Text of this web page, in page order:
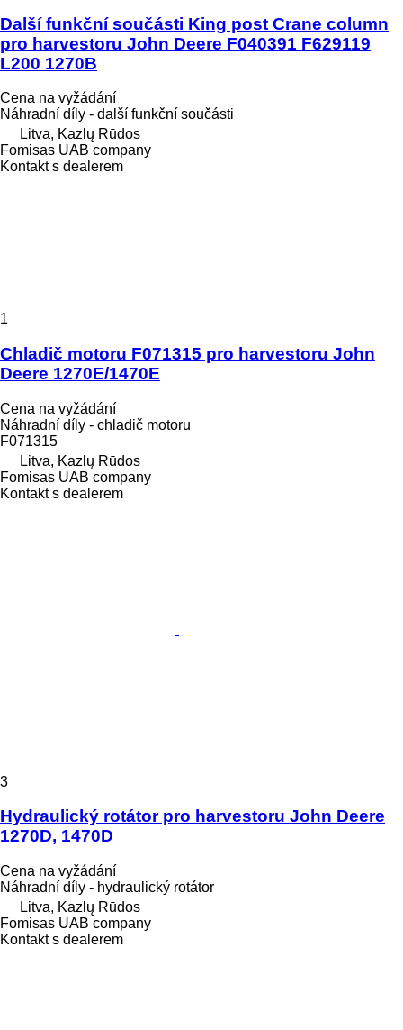
Další funkční součásti King post Crane column
pro harvestoru John Deere F040391 F629119
L200 1270B
Cena na vyžádání
Náhradní díly - další funkční součásti
Litva, Kazlų Rūdos
Fomisas UAB company
Kontakt s dealerem
1
Chladič motoru F071315 pro harvestoru John
Deere 1270E/1470E
Cena na vyžádání
Náhradní díly - chladič motoru
F071315
Litva, Kazlų Rūdos
Fomisas UAB company
Kontakt s dealerem
3
Hydraulický rotátor pro harvestoru John Deere
1270D, 1470D
Cena na vyžádání
Náhradní díly - hydraulický rotátor
Litva, Kazlų Rūdos
Fomisas UAB company
Kontakt s dealerem